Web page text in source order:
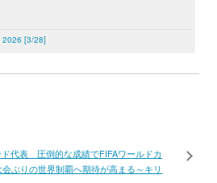
2026 [3/28]
ド代表 圧倒的な成績でFIFAワールドカ
ぶりの世界制覇へ期待が高まる～キリ